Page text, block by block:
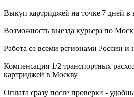
Выкуп картриджей на точке 7 дней в
Возможность выезда курьера по
Работа со всеми регионами России и
Компенсация 1/2 транспортных
картриджей в Москву
Оплата сразу после проверки -